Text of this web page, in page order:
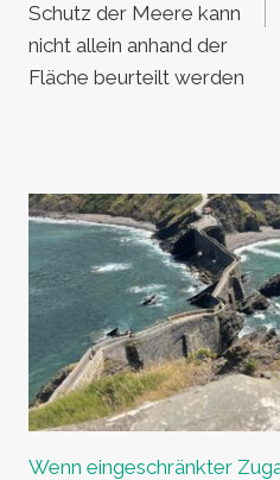
Schutz der Meere kann
nicht allein anhand der
Fläche beurteilt werden
Wenn eingeschränkter